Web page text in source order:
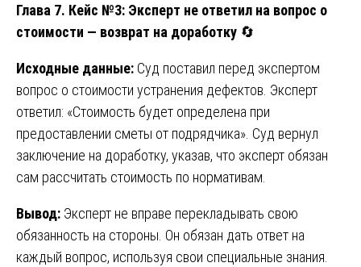
Глава 7. Кейс №3: Эксперт не ответил на вопрос о
стоимости — возврат на доработку 🔄
Исходные данные: Суд поставил перед экспертом
вопрос о стоимости устранения дефектов. Эксперт
ответил: «Стоимость будет определена при
предоставлении сметы от подрядчика». Суд вернул
заключение на доработку, указав, что эксперт обязан
сам рассчитать стоимость по нормативам.
Вывод: Эксперт не вправе перекладывать свою
обязанность на стороны. Он обязан дать ответ на
каждый вопрос, используя свои специальные знания.